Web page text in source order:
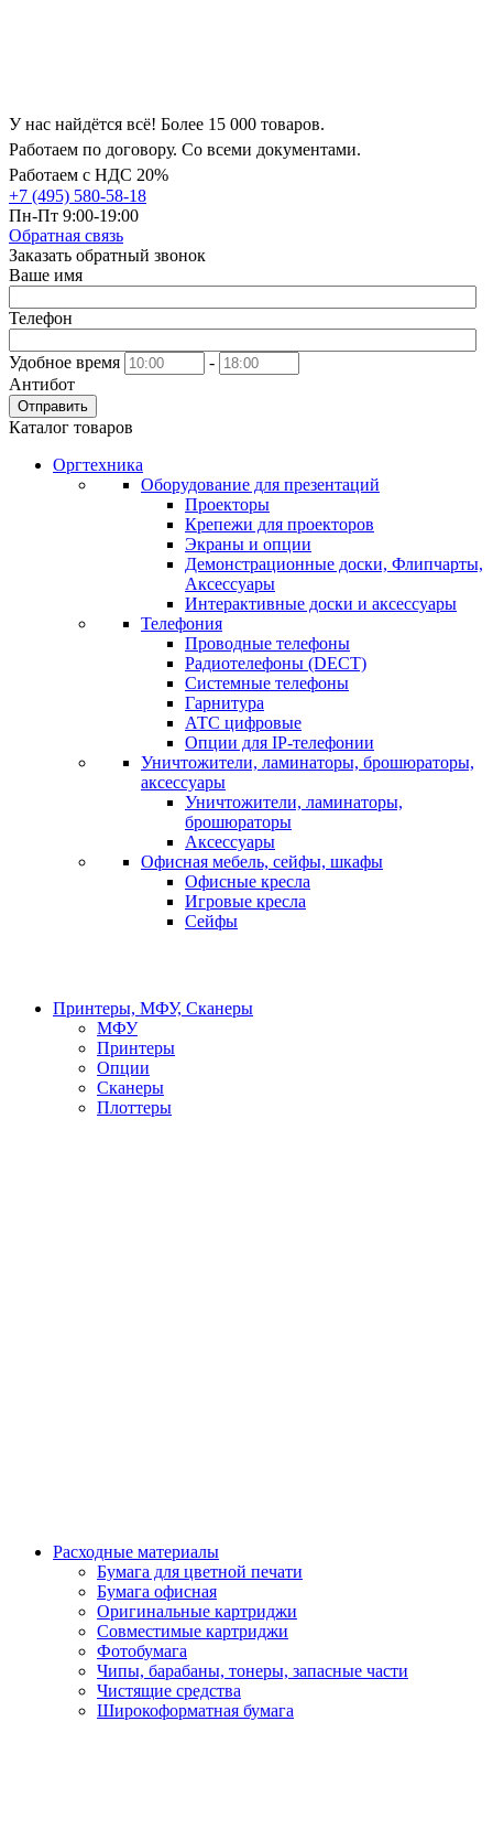
У нас найдётся всё! Более 15 000 товаров.
Работаем по договору. Со всеми документами.
Работаем с НДС 20%
+7 (495) 580-58-18
Пн-Пт 9:00-19:00
Обратная связь
Заказать обратный звонок
Ваше имя
Телефон
Удобное время
-
Антибот
Отправить
Каталог товаров
Оргтехника
Оборудование для презентаций
Проекторы
Крепежи для проекторов
Экраны и опции
Демонстрационные доски, Флипчарты,
Аксессуары
Интерактивные доски и аксессуары
Телефония
Проводные телефоны
Радиотелефоны (DECT)
Системные телефоны
Гарнитура
АТС цифровые
Опции для IP-телефонии
Уничтожители, ламинаторы, брошюраторы,
аксессуары
Уничтожители, ламинаторы,
брошюраторы
Аксессуары
Офисная мебель, сейфы, шкафы
Офисные кресла
Игровые кресла
Сейфы
Принтеры, МФУ, Сканеры
МФУ
Принтеры
Опции
Сканеры
Плоттеры
Расходные материалы
Бумага для цветной печати
Бумага офисная
Оригинальные картриджи
Совместимые картриджи
Фотобумага
Чипы, барабаны, тонеры, запасные части
Чистящие средства
Широкоформатная бумага